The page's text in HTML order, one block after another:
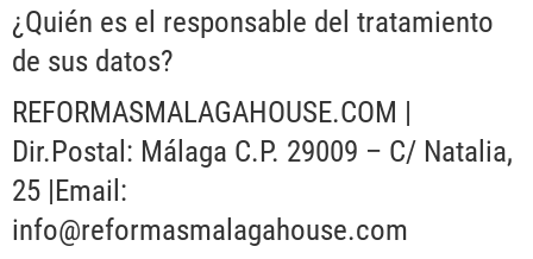
¿Quién es el responsable del tratamiento
de sus datos?
REFORMASMALAGAHOUSE.COM |
Dir.Postal: Málaga C.P. 29009 – C/ Natalia,
25 |Email:
info@reformasmalagahouse.com